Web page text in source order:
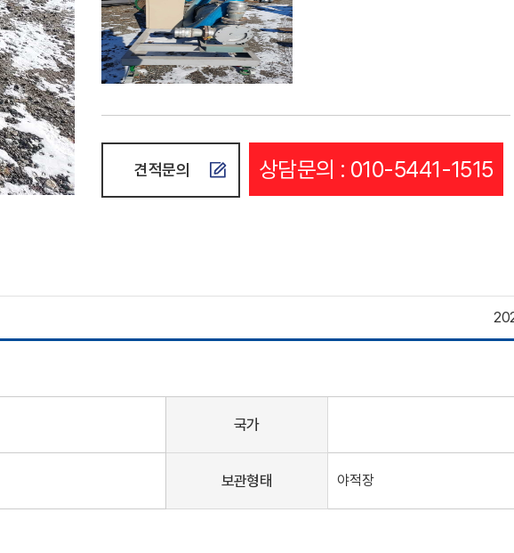
견적문의 상담문의 : 010-5441-1515
국가
보관형태 야적장